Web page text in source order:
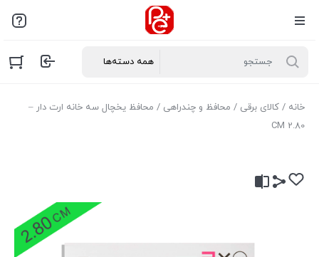
خانه / کالای برقی / محافظ و چندراهی / محافظ یخچال سه خانه ارت دار –
2.80 CM